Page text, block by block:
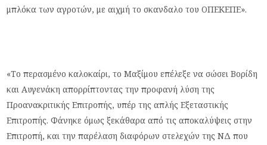
μπλόκα των αγροτών, με αιχμή το σκανδαλο του ΟΠΕΚΕΠΕ».
«Το περασμένο καλοκαίρι, το Μαξίμου επέλεξε να σώσει Βορίδη
και Αυγενάκη απορρίπτοντας την προφανή λύση της
Προανακριτικής Επιτροπής, υπέρ της απλής Εξεταστικής
Επιτροπής. Φάνηκε όμως ξεκάθαρα από τις αποκαλύψεις στην
Επιτροπή, και την παρέλαση διαφόρων στελεχών της ΝΔ που